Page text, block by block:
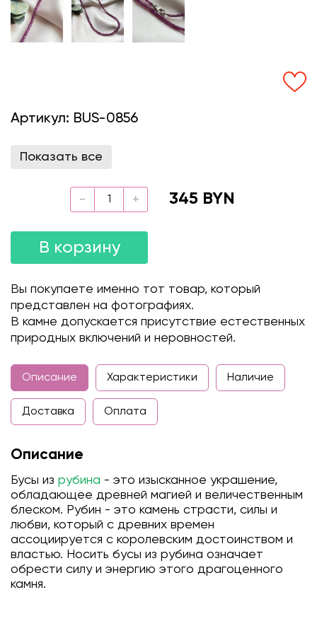
Артикул: BUS-0856
Показать все
345 BYN
В корзину
Вы покупаете именно тот товар, который
представлен на фотографиях.
В камне допускается присутствие естественных
природных включений и неровностей.
Описание Характеристики Наличие
Доставка Оплата
Описание
Бусы из рубина - это изысканное украшение,
обладающее древней магией и величественным
блеском. Рубин - это камень страсти, силы и
любви, который с древних времен
ассоциируется с королевским достоинством и
властью. Носить бусы из рубина означает
обрести силу и энергию этого драгоценного
камня.